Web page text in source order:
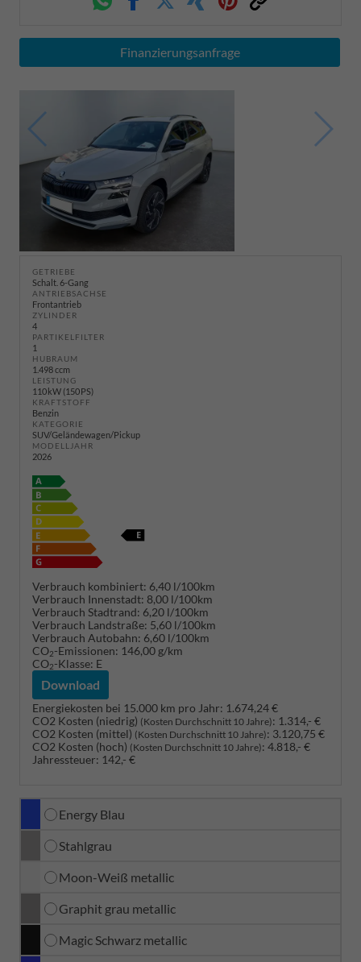
WhatsappFacebookTwitterXing PinterestLink
Finanzierungsanfrage
GETRIEBE
Schalt. 6-Gang
ANTRIEBSACHSE
Frontantrieb
ZYLINDER
4
PARTIKELFILTER
1
HUBRAUM
1.498 ccm
LEISTUNG
110 kW (150 PS)
KRAFTSTOFF
Benzin
KATEGORIE
SUV/Geländewagen/Pickup
MODELLJAHR
2026
Verbrauch kombiniert: 6,40 l/100km
Verbrauch Innenstadt: 8,00 l/100km
Verbrauch Stadtrand: 6,20 l/100km
Verbrauch Landstraße: 5,60 l/100km
Verbrauch Autobahn: 6,60 l/100km
CO2-Emissionen: 146,00 g/km
CO2-Klasse: E
Download
Energiekosten bei 15.000 km pro Jahr: 1.674,24 €
CO2 Kosten (niedrig) (Kosten Durchschnitt 10 Jahre): 1.314,- €
CO2 Kosten (mittel) (Kosten Durchschnitt 10 Jahre): 3.120,75 €
CO2 Kosten (hoch) (Kosten Durchschnitt 10 Jahre): 4.818,- €
Jahressteuer: 142,- €
Energy Blau
Stahlgrau
Moon-Weiß metallic
Graphit grau metallic
Magic Schwarz metallic